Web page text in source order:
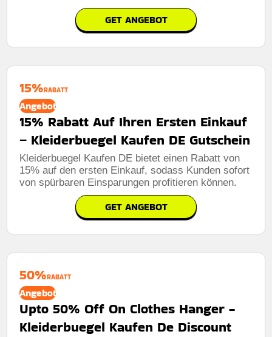
GET ANGEBOT
15%RABATT
Angebot
15% Rabatt Auf Ihren Ersten Einkauf
– Kleiderbuegel Kaufen DE Gutschein
Kleiderbuegel Kaufen DE bietet einen Rabatt von
15% auf den ersten Einkauf, sodass Kunden sofort
von spürbaren Einsparungen profitieren können.
GET ANGEBOT
50%RABATT
Angebot
Upto 50% Off On Clothes Hanger -
Kleiderbuegel Kaufen De Discount